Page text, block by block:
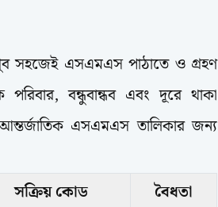
খুব সহজেই এসএমএস পাঠাতে ও গ্রহণ
বন্ধুবান্ধব এবং দূরে থাকা
এসএমএস তালিকার জন্য
সক্রিয় কোড বৈধতা